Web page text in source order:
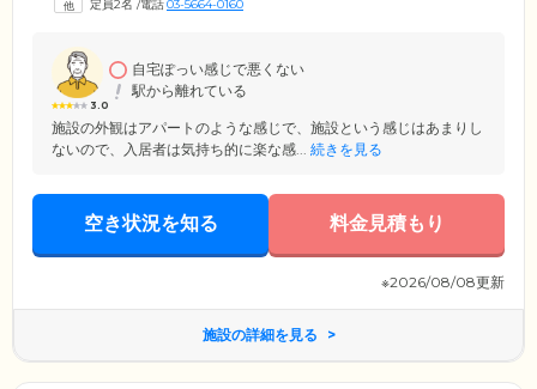
自身で行っていただいています。難しい動作はスタッフがサポートいた
定員2名 /電話03-5664-0160
3.0
自宅ぽっい感じで悪くない
駅から離れている
施設の外観はアパートのような感じで、施設という感じはあまりし
ないので、入居者は気持ち的に楽な感... 続きを見る
空き状況を知る 料金見積もり
※2026/08/08更新
施設の詳細を見る